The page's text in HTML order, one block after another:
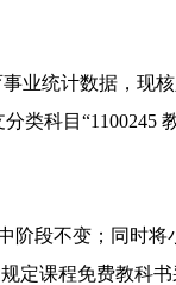
业统计数据，现
类科目“1100245
阶段不变；同时将
定课程免费教科